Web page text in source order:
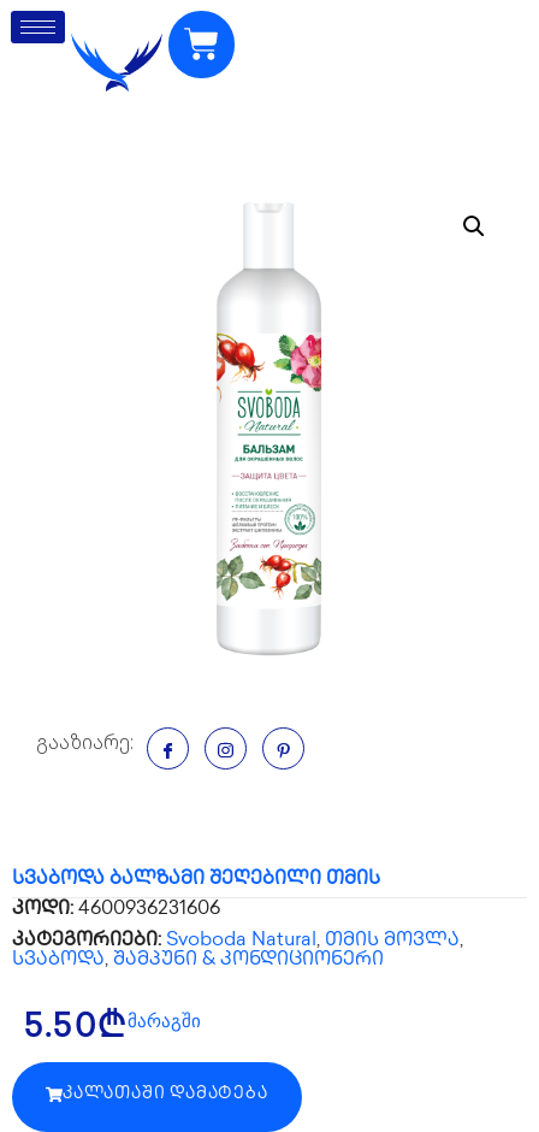
გააზიარე:
სვაბოდა ბალზამი შეღებილი თმის
კოდი: 4600936231606
კატეგორიები: Svoboda Natural, თმის მოვლა,
სვაბოდა, შამპუნი & კონდიციონერი
5.50₾მარაგში
ᲙᲐᲚᲐᲗᲐᲨᲘ ᲓᲐᲛᲐᲢᲔᲑᲐ